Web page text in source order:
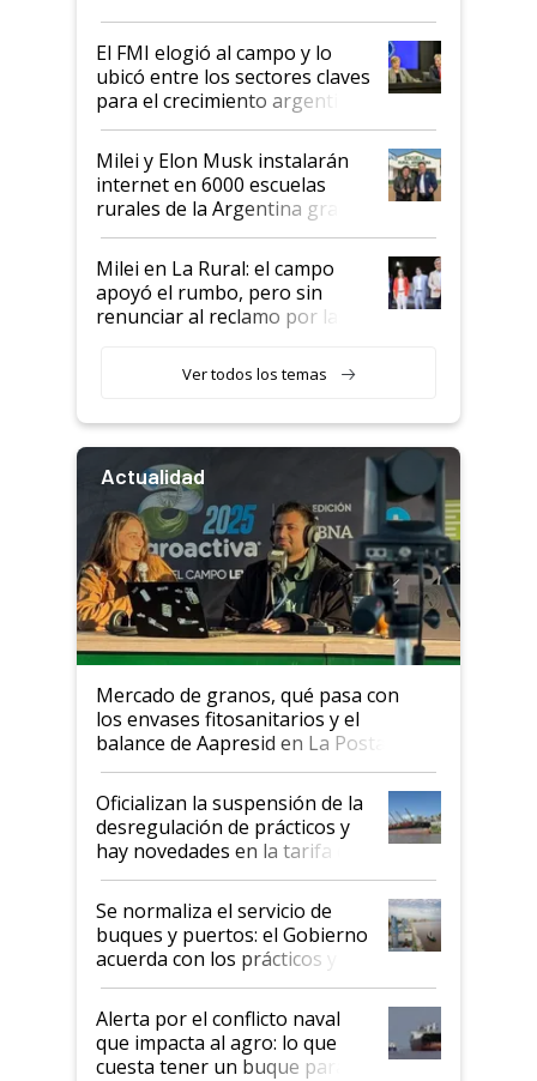
de Milei
El FMI elogió al campo y lo
ubicó entre los sectores claves
para el crecimiento argentino
Milei y Elon Musk instalarán
internet en 6000 escuelas
rurales de la Argentina gracias
a un acuerdo con Starlink
Milei en La Rural: el campo
apoyó el rumbo, pero sin
renunciar al reclamo por las
Ver todos los temas
Actualidad
Mercado de granos, qué pasa con
los envases fitosanitarios y el
balance de Aapresid en La Posta
Oficializan la suspensión de la
desregulación de prácticos y
hay novedades en la tarifa de
la hidrovía
Se normaliza el servicio de
buques y puertos: el Gobierno
acuerda con los prácticos y
suspende el decreto de
desregulación
Alerta por el conflicto naval
que impacta al agro: lo que
cuesta tener un buque parado